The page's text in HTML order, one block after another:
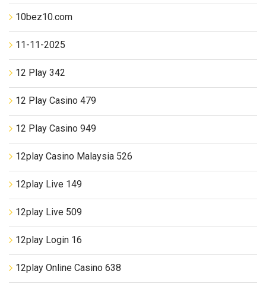
10bez10.com
11-11-2025
12 Play 342
12 Play Casino 479
12 Play Casino 949
12play Casino Malaysia 526
12play Live 149
12play Live 509
12play Login 16
12play Online Casino 638